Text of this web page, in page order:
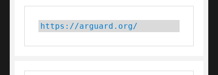
https://arguard.org/